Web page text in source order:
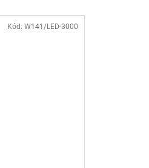
Kód: W141/LED-3000